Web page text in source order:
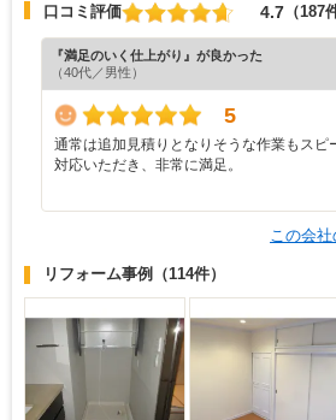
口コミ評価 4.7 （187
『満足のいく仕上がり』が良かった
（40代／男性）
5
通常は追加見積りとなりそうな作業もスピ
対応いただき、非常に満足。
この会
リフォーム事例 （114件）